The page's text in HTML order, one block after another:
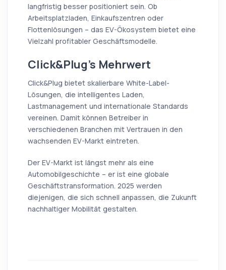
langfristig besser positioniert sein. Ob
Arbeitsplatzladen, Einkaufszentren oder
Flottenlösungen – das EV-Ökosystem bietet eine
Vielzahl profitabler Geschäftsmodelle.
Click&Plug’s Mehrwert
Click&Plug bietet skalierbare White-Label-
Lösungen, die intelligentes Laden,
Lastmanagement und internationale Standards
vereinen. Damit können Betreiber in
verschiedenen Branchen mit Vertrauen in den
wachsenden EV-Markt eintreten.
Der EV-Markt ist längst mehr als eine
Automobilgeschichte – er ist eine globale
Geschäftstransformation. 2025 werden
diejenigen, die sich schnell anpassen, die Zukunft
nachhaltiger Mobilität gestalten.